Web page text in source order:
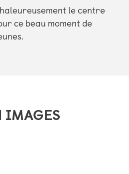
le centre
ce beau moment de
IMAGES